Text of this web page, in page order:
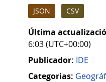
JSON CSV
Última
6:03 (UTC+00:00)
Publicador: IDE
Categorias: